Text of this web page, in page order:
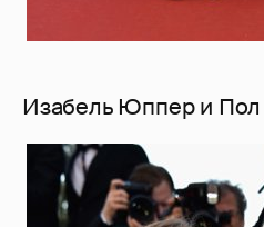
Изабель Юппер и